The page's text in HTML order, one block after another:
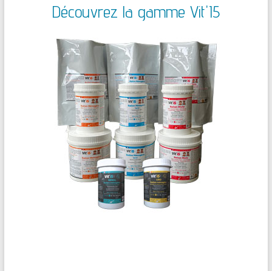
Découvrez la gamme Vit'I5